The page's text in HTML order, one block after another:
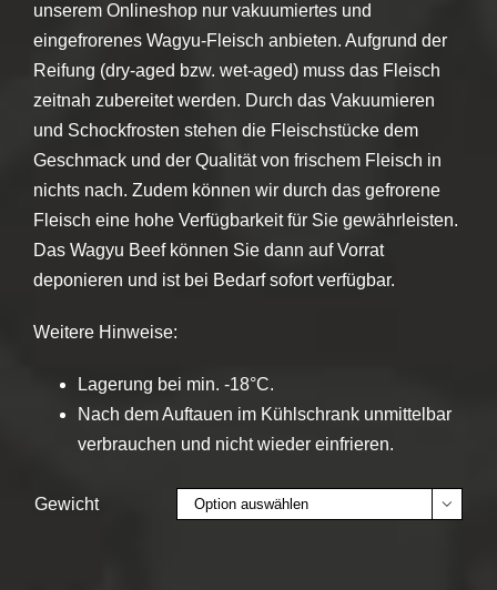
unserem Onlineshop nur vakuumiertes und
eingefrorenes Wagyu-Fleisch anbieten. Aufgrund der
Reifung (dry-aged bzw. wet-aged) muss das Fleisch
zeitnah zubereitet werden. Durch das Vakuumieren
und Schockfrosten stehen die Fleischstücke dem
Geschmack und der Qualität von frischem Fleisch in
nichts nach. Zudem können wir durch das gefrorene
Fleisch eine hohe Verfügbarkeit für Sie gewährleisten.
Das Wagyu Beef können Sie dann auf Vorrat
deponieren und ist bei Bedarf sofort verfügbar.
Weitere Hinweise:
Lagerung bei min. -18°C.
Nach dem Auftauen im Kühlschrank unmittelbar
verbrauchen und nicht wieder einfrieren.
Gewicht 